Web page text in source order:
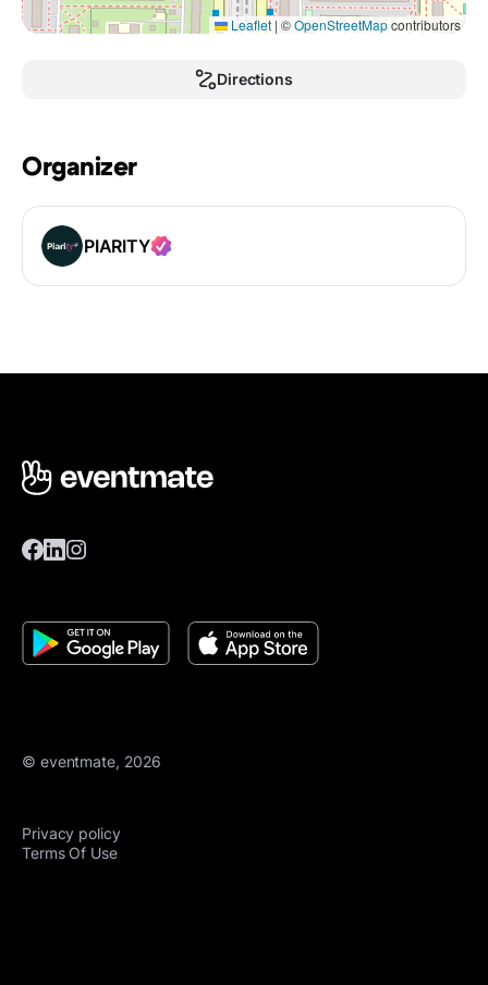
Leaflet | ©OpenStreetMapcontributors
Directions
Organizer
PIARITY
© eventmate, 2026
Privacy policy
Terms Of Use